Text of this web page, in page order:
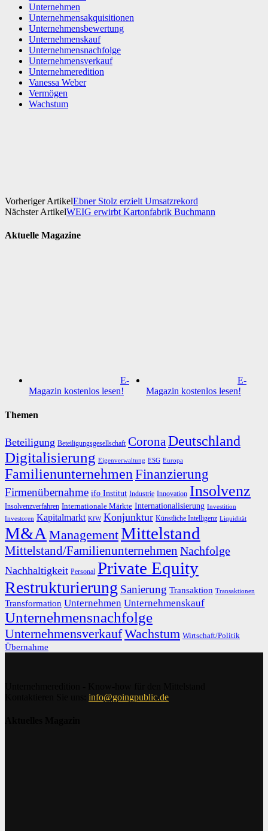
Unternehmen
Unternehmensakquisitionen
Unternehmensbewertung
Unternehmenskauf
Unternehmensnachfolge
Unternehmensverkauf
Unternehmeredition
Vanessa Weber
Vermögen
Wachstum
Vorheriger ArtikelEbner Stolz erzielt Umsatzrekord
Nächster ArtikelWEIG erwirbt Kartonfabrik Buchmann
Aktuelle Magazine
E-
Magazin kostenlos lesen!
E-
Magazin kostenlos lesen!
Themen
Beteiligung Beteiligungsgesellschaft CoronaDeutschland
Digitalisierung Eigenverwaltung ESG Europa
Familienunternehmen Finanzierung
Firmenübernahme ifo Institut Industrie Innovation Insolvenz
Insolvenzverfahren Internationale Märkte Internationalisierung Investition
Investoren Kapitalmarkt KfW Konjunktur Künstliche Intelligenz Liquidität
M&A ManagementMittelstand
Mittelstand/Familienunternehmen Nachfolge
Nachhaltigkeit Personal Private Equity
Restrukturierung Sanierung Transaktion Transaktionen
Transformation Unternehmen Unternehmenskauf
Unternehmensnachfolge
UnternehmensverkaufWachstum Wirtschaft/Politik
Übernahme
info@goingpublic.de